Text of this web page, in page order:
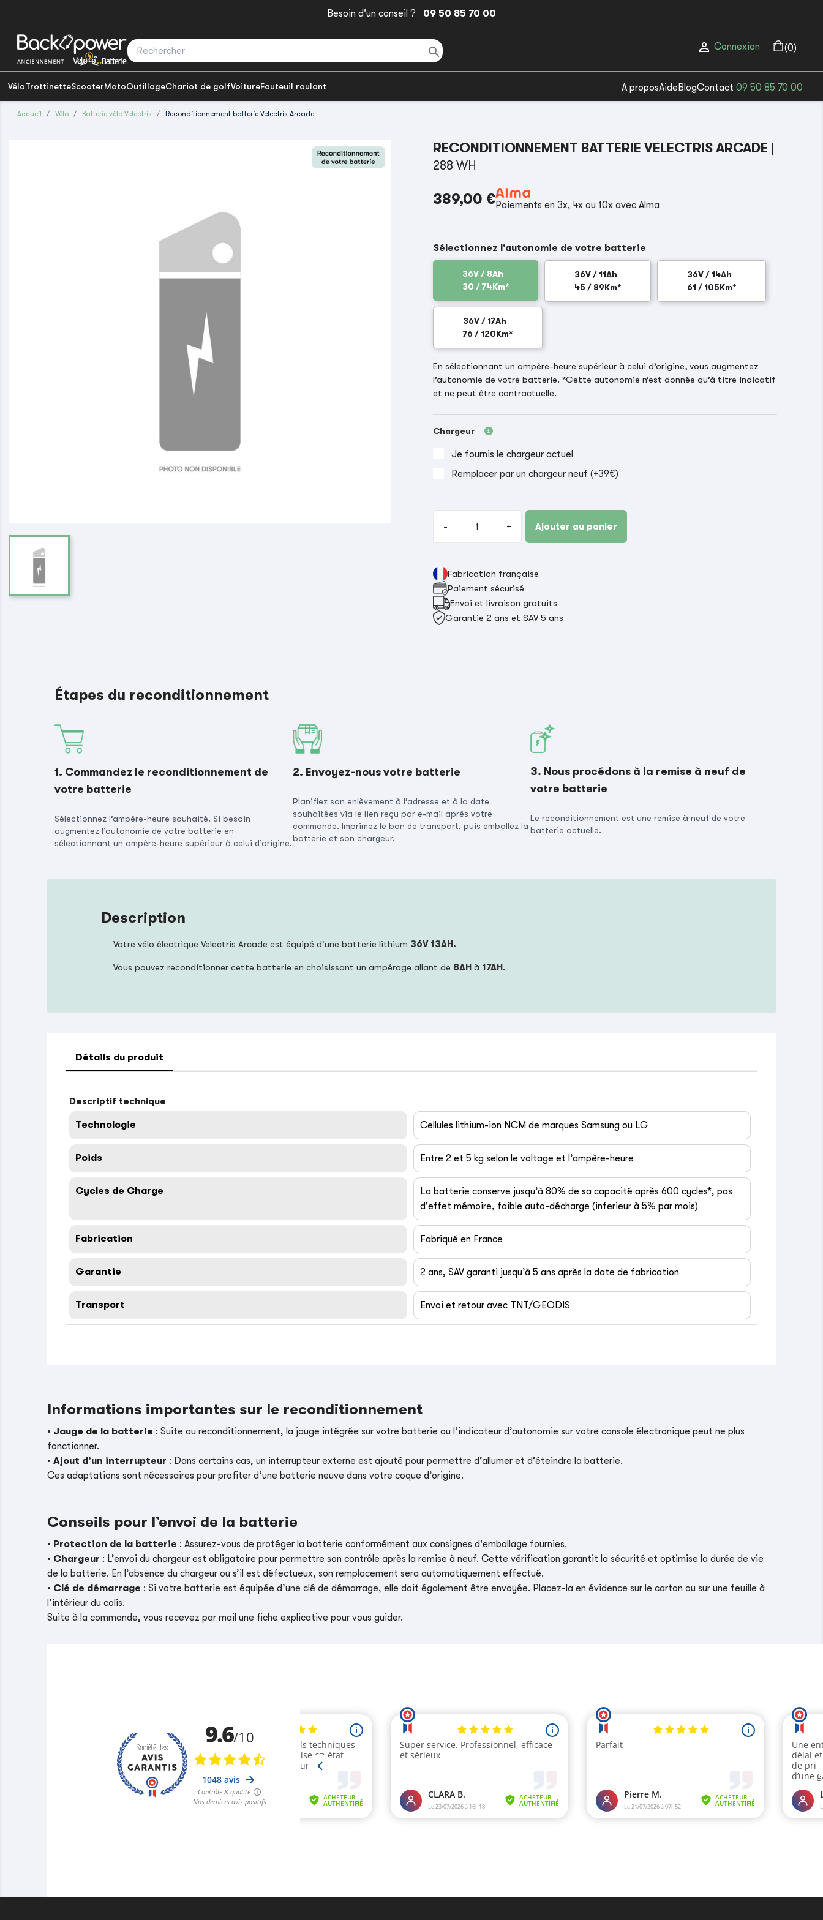
Besoin d'un conseil ? 09 50 85 70 00
  Connexion (0)
VéloTrottinetteScooterMotoOutillageChariot de golfVoitureFauteuil roulant A proposAide BlogContact 09 50 85 70 00
Accueil Vélo Batterie vélo Velectris Reconditionnement batterie Velectris Arcade
RECONDITIONNEMENT BATTERIE VELECTRIS ARCADE
288 WH
389,00 €Paiements en 3x, 4x ou 10x avec Alma
Sélectionnez l'autonomie de votre batterie
36V / 8Ah
30 / 74Km*
36V / 11Ah
45 / 89Km*
36V / 14Ah
61 / 105Km*
36V / 17Ah
76 / 120Km*
En sélectionnant un ampère-heure supérieur à celui d’origine, vous augmentez
l’autonomie de votre batterie. *Cette autonomie n’est donnée qu’à titre indicatif
et ne peut être contractuelle.
Chargeur
Je fournis le chargeur actuel
Remplacer par un chargeur neuf (+39€)
- + Ajouter au panier
Fabrication française
Paiement sécurisé
Envoi et livraison gratuits
Garantie 2 ans et SAV 5 ans
Étapes du reconditionnement
1. Commandez le reconditionnement de
votre batterie
Sélectionnez l’ampère-heure souhaité. Si besoin
augmentez l’autonomie de votre batterie en
sélectionnant un ampère-heure supérieur à celui d’origine.
2. Envoyez-nous votre batterie
Planifiez son enlèvement à l’adresse et à la date
souhaitées via le lien reçu par e-mail après votre
commande. Imprimez le bon de transport, puis emballez la
batterie et son chargeur.
3. Nous procédons à la remise à neuf de
votre batterie
Le reconditionnement est une remise à neuf de votre
batterie actuelle.
Description
Votre vélo électrique Velectris Arcade est équipé d'une batterie lithium 36V 13AH.
Vous pouvez reconditionner cette batterie en choisissant un ampérage allant de 8AH à 17AH .
Détails du produit
Descriptif technique
Technologie Cellules lithium-ion NCM de marques Samsung ou LG
Poids Entre 2 et 5 kg selon le voltage et l’ampère-heure
Cycles de Charge
La batterie conserve jusqu’à 80% de sa capacité après 600 cycles*, pas
d'effet mémoire, faible auto-décharge (inferieur à 5% par mois)
Fabrication Fabriqué en France
Garantie 2 ans, SAV garanti jusqu’à 5 ans après la date de fabrication
Transport Envoi et retour avec TNT/GEODIS
Informations importantes sur le reconditionnement
• Jauge de la batterie : Suite au reconditionnement, la jauge intégrée sur votre batterie ou l’indicateur d’autonomie sur votre console électronique peut ne plus
fonctionner.
•Ajout d’un interrupteur : Dans certains cas, un interrupteur externe est ajouté pour permettre d’allumer et d’éteindre la batterie.
Ces adaptations sont nécessaires pour profiter d’une batterie neuve dans votre coque d’origine.
Conseils pour l’envoi de la batterie
• Protection de la batterie : Assurez-vous de protéger la batterie conformément aux consignes d'emballage fournies.
• Chargeur : L’envoi du chargeur est obligatoire pour permettre son contrôle après la remise à neuf. Cette vérification garantit la sécurité et optimise la durée de vie
de la batterie. En l’absence du chargeur ou s’il est défectueux, son remplacement sera automatiquement effectué.
• Clé de démarrage : Si votre batterie est équipée d’une clé de démarrage, elle doit également être envoyée. Placez-la en évidence sur le carton ou sur une feuille à
l’intérieur du colis.
Suite à la commande, vous recevez par mail une fiche explicative pour vous guider.